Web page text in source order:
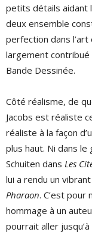
petits détails aidant
deux ensemble
perfection dans
largement contribué
Bande Dessinée.
Côté réalisme, de
Jacobs est réaliste
réaliste à la façon
plus haut. Ni dans le
Schuiten dans Les
lui a rendu un
Pharaon. C’est pour
hommage à un
pourrait aller